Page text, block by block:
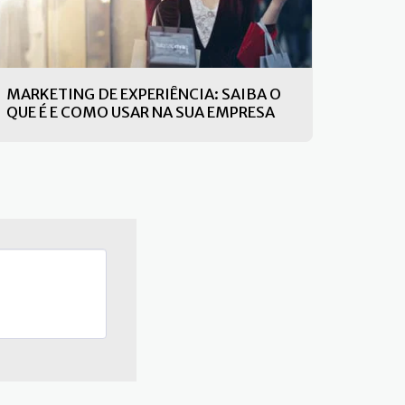
MARKETING DE EXPERIÊNCIA: SAIBA O
QUE É E COMO USAR NA SUA EMPRESA